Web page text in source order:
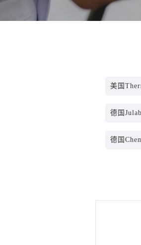
美国
德国
德国